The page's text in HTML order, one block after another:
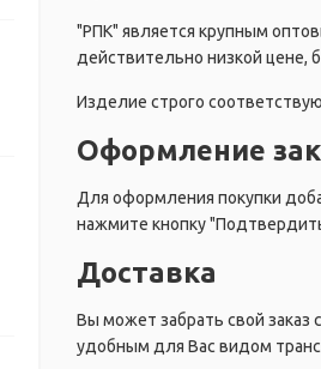
"РПК" является крупным
действительно низкой цене,
Изделие строго
Оформление
Для оформления покупки
нажмите кнопку
Доставка
Вы может забрать свой
удобным для Вас видом